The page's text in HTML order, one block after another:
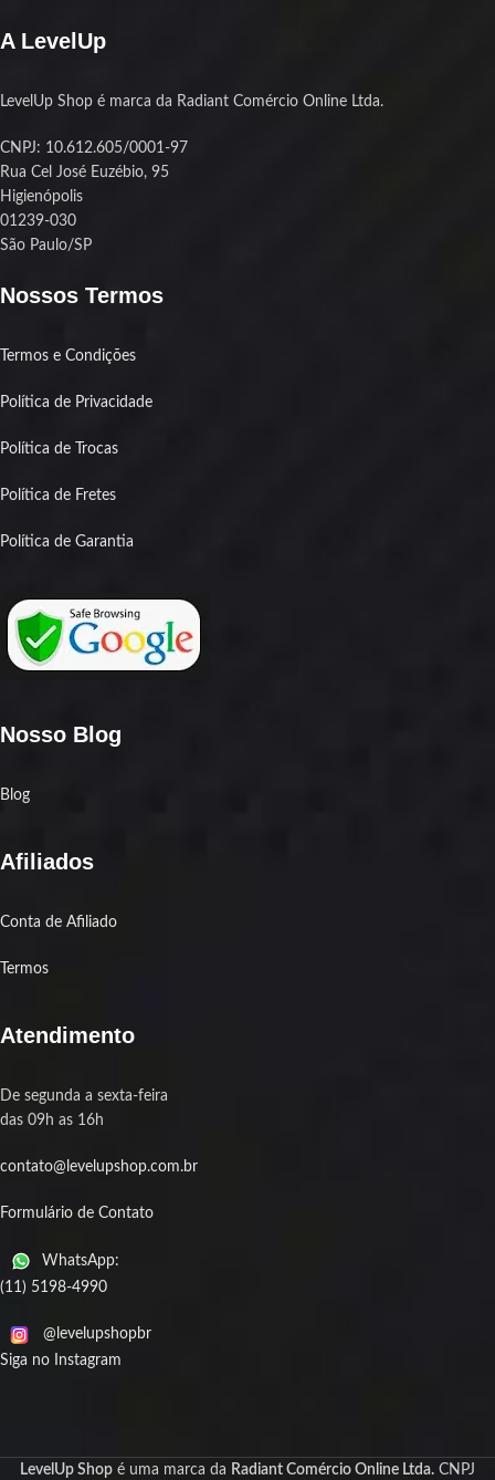
A LevelUp
LevelUp Shop é marca da Radiant Comércio Online Ltda.
CNPJ: 10.612.605/0001-97
Rua Cel José Euzébio, 95
Higienópolis
01239-030
São Paulo/SP
Nossos Termos
Termos e Condições
Política de Privacidade
Política de Trocas
Política de Fretes
Política de Garantia
Nosso Blog
Blog
Afiliados
Conta de Afiliado
Termos
Atendimento
De segunda a sexta-feira
das 09h as 16h
contato@levelupshop.com.br
Formulário de Contato
WhatsApp:
(11) 5198-4990
@levelupshopbr
Siga no Instagram
LevelUp Shop é uma marca da Radiant Comércio Online Ltda. CNPJ